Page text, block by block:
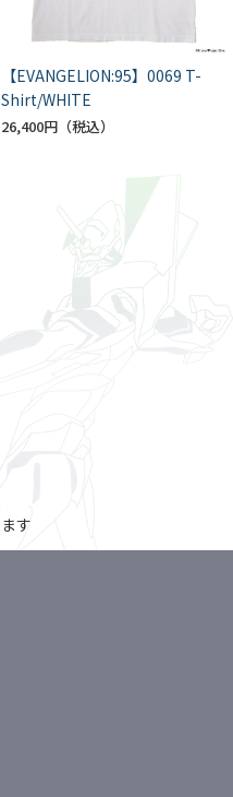
【EVANGELION:95】0069 T-
Shirt/WHITE
26,400円
す